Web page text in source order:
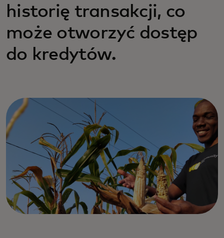
historię transakcji, co
może otworzyć dostęp
do kredytów.